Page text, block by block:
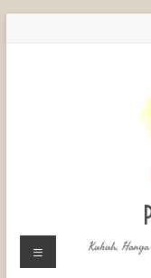
Kukuh,